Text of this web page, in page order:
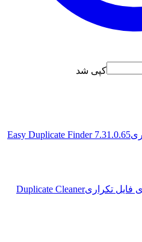
کپی شد
Easy Duplicate Finder
تکراریDuplicate Cleaner